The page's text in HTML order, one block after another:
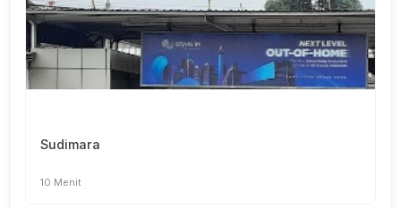
Sudimara
10 Menit